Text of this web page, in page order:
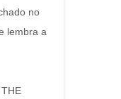
no
lembra a